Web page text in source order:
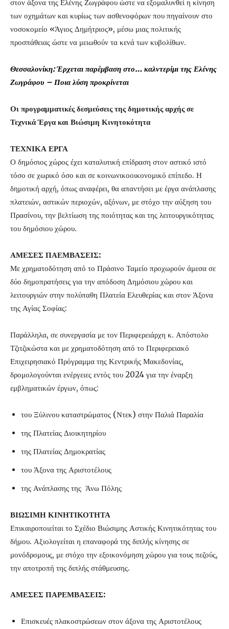
στον άξονα της Ελένης Ζωγράφου ώστε να εξομαλυνθεί η κίνηση
των οχημάτων και κυρίως των ασθενοφόρων που πηγαίνουν στο
νοσοκομείο «Άγιος Δημήτριος», μέσω μιας πολιτικής
προσπάθειας ώστε να μειωθούν τα κενά των κυβολίθων.
Θεσσαλονίκη: Έρχεται παρέμβαση στο… καλντερίμι της Ελένης
Ζωγράφου – Ποια λύση προκρίνεται
Οι προγραμματικές δεσμεύσεις της δημοτικής αρχής σε
Τεχνικά Έργα και Βιώσιμη Κινητοκότητα
ΤΕΧΝΙΚΑ ΕΡΓΑ
Ο δημόσιος χώρος έχει καταλυτική επίδραση στον αστικό ιστό
τόσο σε χωρικό όσο και σε κοινωνικοοικονομικό επίπεδο. Η
δημοτική αρχή, όπως αναφέρει, θα απαντήσει με έργα ανάπλασης
πλατειών, αστικών περιοχών, αξόνων, με στόχο την αύξηση του
Πρασίνου, την βελτίωση της ποιότητας και της λειτουργικότητας
του δημόσιου χώρου.
ΑΜΕΣΕΣ ΠΑΕΜΒΑΣΕΙΣ:
Με χρηματοδότηση από το Πράσινο Ταμείο προχωρούν άμεσα σε
δύο δημοπρατήσεις για την απόδοση Δημόσιου χώρου και
λειτουργιών στην πολύπαθη Πλατεία Ελευθερίας και στον Άξονα
της Αγίας Σοφίας:
Παράλληλα, σε συνεργασία με τον Περιφερειάρχη κ. Απόστολο
Τζιτζικώστα και με χρηματοδότηση από το Περιφερειακό
Επιχειρησιακό Πρόγραμμα της Κεντρικής Μακεδονίας,
δρομολογούνται ενέργειες εντός του 2024 για την έναρξη
εμβληματικών έργων, όπως:
του Ξύλινου καταστρώματος (Ντεκ) στην Παλιά Παραλία
της Πλατείας Διοικητηρίου
της Πλατείας Δημοκρατίας
του Άξονα της Αριστοτέλους
της Ανάπλασης της Άνω Πόλης
ΒΙΩΣΙΜΗ ΚΙΝΗΤΙΚΟΤΗΤΑ
Επικαιροποιείται το Σχέδιο Βιώσιμης Αστικής Κινητικότητας του
δήμου. Αξιολογείται η επαναφορά της διπλής κίνησης σε
μονόδρομους, με στόχο την εξοικονόμηση χώρου για τους πεζούς,
την αποτροπή της διπλής στάθμευσης.
ΑΜΕΣΕΣ ΠΑΡΕΜΒΑΣΕΙΣ:
Επισκευές πλακοστρώσεων στον άξονα της Αριστοτέλους